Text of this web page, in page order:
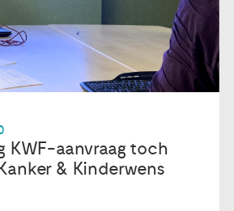
KWF-aanvraag toch
& Kinderwens